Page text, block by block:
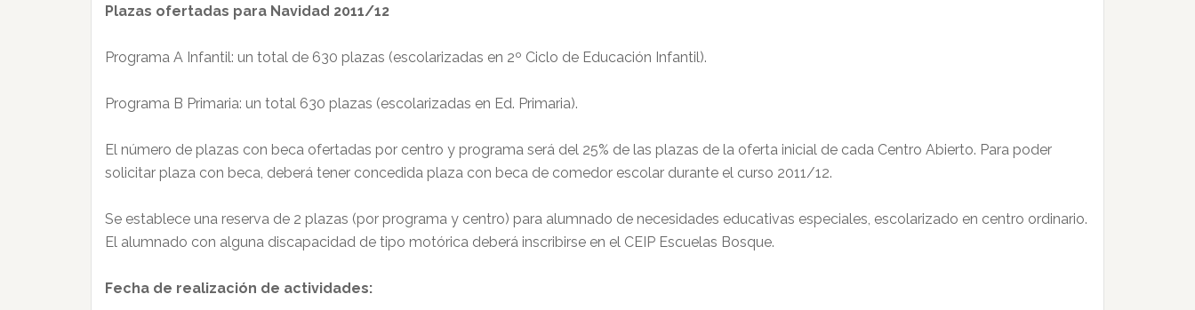
Plazas ofertadas para Navidad 2011/12
Programa A Infantil: un total de 630 plazas (escolarizadas en 2º Ciclo de Educación Infantil).
Programa B Primaria: un total 630 plazas (escolarizadas en Ed. Primaria).
El número de plazas con beca ofertadas por centro y programa será del 25% de las plazas de la oferta inicial de cada Centro Abierto. Para poder
solicitar plaza con beca, deberá tener concedida plaza con beca de comedor escolar durante el curso 2011/12.
Se establece una reserva de 2 plazas (por programa y centro) para alumnado de necesidades educativas especiales, escolarizado en centro ordinario.
El alumnado con alguna discapacidad de tipo motórica deberá inscribirse en el CEIP Escuelas Bosque.
Fecha de realización de actividades: